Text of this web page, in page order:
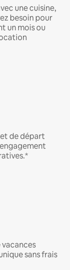
une cuisine,
besoin pour
un mois ou
de départ
sans frais